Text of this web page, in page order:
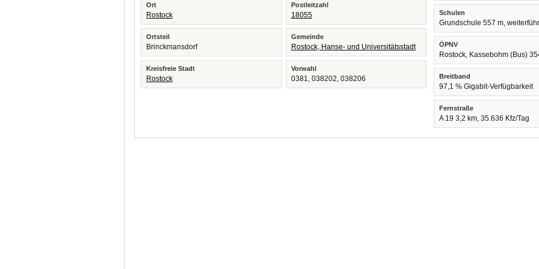
Ort
Rostock
Postleitzahl
18055
Ortsteil
Brinckmansdorf
Gemeinde
Rostock, Hanse- und Universitätsstadt
Kreisfreie Stadt
Rostock
Vorwahl
0381, 038202, 038206
Schulen
Grundschule 557 m,
ÖPNV
Rostock, Kassebohm (Bus)
Breitband
97,1 % Gigabit-Verfügbarkeit
Fernstraße
A 19 3,2 km, 35.636 Kfz/Tag